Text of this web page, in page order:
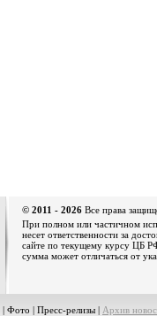
© 2011 - 2026 Все права
При полном или частичном
несет ответственности за
сайте по текущему курсу ЦБ
сумма может отличаться от
| Фото | Пресс-релизы | Архив